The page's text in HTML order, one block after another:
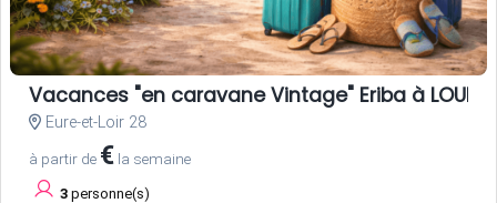
Vacances "en caravane Vintage" Eriba à LOUER,
Eure-et-Loir 28
à partir de € la semaine
3 personne(s)